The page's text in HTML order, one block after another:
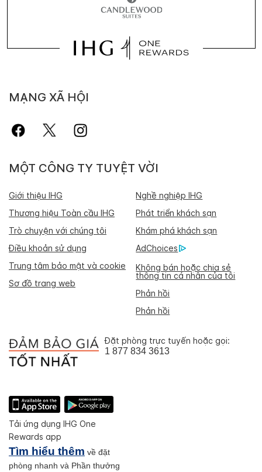
MẠNG XÃ HỘI
MỘT CÔNG TY TUYỆT VỜI
Giới thiệu IHG
Nghề nghiệp IHG
Thương hiệu Toàn cầu IHG
Phát triển khách sạn
Trò chuyện với chúng tôi
Khám phá khách sạn
Điều khoản sử dụng
AdChoices
Trung tâm bảo mật và cookie
Không bán hoặc chia sẻ
thông tin cá nhân của tôi
Sơ đồ trang web
Phản hồi
Phản hồi
Đặt phòng trực tuyến hoặc gọi:
1 877 834 3613
Tải ứng dụng IHG One
Rewards app
Tìm hiểu thêm về đặt
phòng nhanh và Phần thưởng